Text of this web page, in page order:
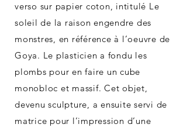
verso sur papier coton, intitulé Le
soleil de la raison engendre des
monstres, en référence à l’oeuvre de
Goya. Le plasticien a fondu les
plombs pour en faire un cube
monobloc et massif. Cet objet,
devenu sculpture, a ensuite servi de
matrice pour l’impression d’une